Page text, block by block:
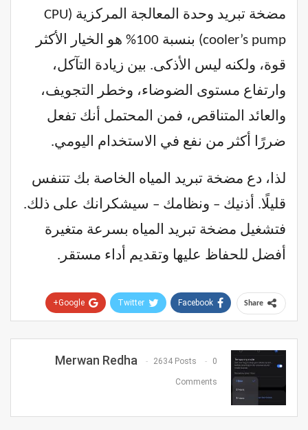
مضخة تبريد وحدة المعالجة المركزية (CPU
cooler’s pump) بنسبة 100% هو الخيار الأكثر
قوة، ولكنه ليس الأذكى. بين زيادة التآكل،
وارتفاع مستوى الضوضاء، وخطر التجويف،
والعائد المتناقص، فمن المحتمل أنك تفعل
ضررًا أكثر من نفع في الاستخدام اليومي.
لذا، دع مضخة تبريد المياه الخاصة بك تتنفس
قليلًا. أذنيك – ونظامك – سيشكرانك على ذلك.
فتشغيل مضخة تبريد المياه بسرعة متغيرة
أفضل للحفاظ عليها وتقديم أداء مستقر.
Share
Facebook
Twitter
Google+
Email
Merwan Redha 2634 Posts 0
Comments